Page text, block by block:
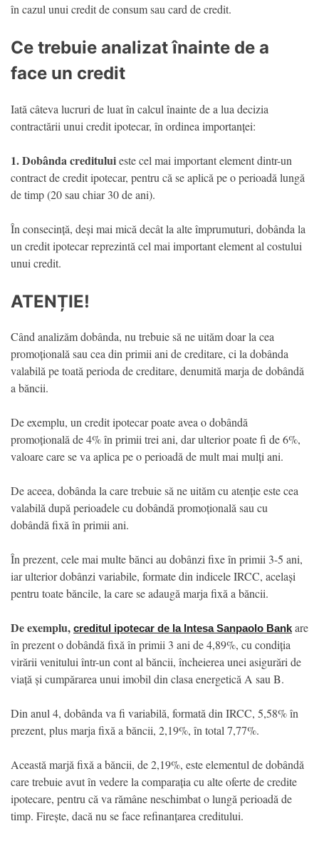
în cazul unui credit de consum sau card de credit.
Ce trebuie analizat înainte de a
face un credit
Iată câteva lucruri de luat în calcul înainte de a lua decizia
contractării unui credit ipotecar, în ordinea importanței:
1. Dobânda credituluieste cel mai important element dintr-un
contract de credit ipotecar, pentru că se aplică pe o perioadă lungă
de timp (20 sau chiar 30 de ani).
În consecință, deși mai mică decât la alte împrumuturi, dobânda la
un credit ipotecar reprezintă cel mai important element al costului
unui credit.
ATENȚIE!
Când analizăm dobânda, nu trebuie să ne uităm doar la cea
promoțională sau cea din primii ani de creditare, ci la dobânda
valabilă pe toată perioda de creditare, denumită marja de dobândă
a băncii.
De exemplu, un credit ipotecar poate avea o dobândă
promoțională de 4% în primii trei ani, dar ulterior poate fi de 6%,
valoare care se va aplica pe o perioadă de mult mai mulți ani.
De aceea, dobânda la care trebuie să ne uităm cu atenție este cea
valabilă după perioadele cu dobândă promoțională sau cu
dobândă fixă în primii ani.
În prezent, cele mai multe bănci au dobânzi fixe în primii 3-5 ani,
iar ulterior dobânzi variabile, formate din indicele IRCC, același
pentru toate băncile, la care se adaugă marja fixă a băncii.
De exemplu, creditul ipotecar de la Intesa Sanpaolo Bank are
în prezent o dobândă fixă în primii 3 ani de 4,89%, cu condiția
virării venitului într-un cont al băncii, încheierea unei asigurări de
viață și cumpărarea unui imobil din clasa energetică A sau B.
Din anul 4, dobânda va fi variabilă, formată din IRCC, 5,58% în
prezent, plus marja fixă a băncii, 2,19%, în total 7,77%.
Această marjă fixă a băncii, de 2,19%, este elementul de dobândă
care trebuie avut în vedere la comparația cu alte oferte de credite
ipotecare, pentru că va rămâne neschimbat o lungă perioadă de
timp. Firește, dacă nu se face refinanțarea creditului.